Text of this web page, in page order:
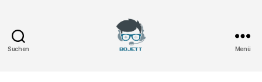
Suchen Menü